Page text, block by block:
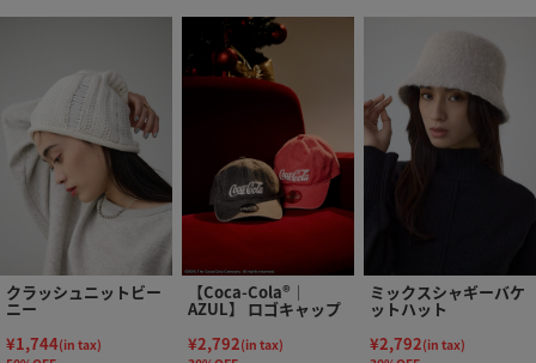
クラッシュニットビー
ニー
¥1,744(in tax)
【Coca-Cola®｜
AZUL】 ロゴキャップ
¥2,792(in tax)
ミックスシャギーバケ
ットハット
¥2,792(in tax)